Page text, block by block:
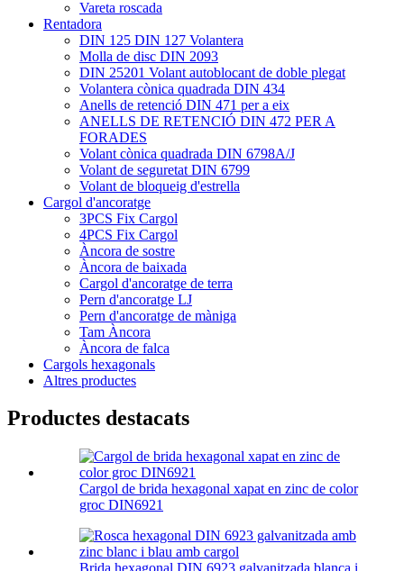
Vareta roscada
Rentadora
DIN 125 DIN 127 Volantera
Molla de disc DIN 2093
DIN 25201 Volant autoblocant de doble plegat
Volantera cònica quadrada DIN 434
Anells de retenció DIN 471 per a eix
ANELLS DE RETENCIÓ DIN 472 PER A
FORADES
Volant cònica quadrada DIN 6798A/J
Volant de seguretat DIN 6799
Volant de bloqueig d'estrella
Cargol d'ancoratge
3PCS Fix Cargol
4PCS Fix Cargol
Àncora de sostre
Àncora de baixada
Cargol d'ancoratge de terra
Pern d'ancoratge LJ
Pern d'ancoratge de màniga
Tam Àncora
Àncora de falca
Cargols hexagonals
Altres productes
Productes destacats
Cargol de brida hexagonal xapat en zinc de color
groc DIN6921